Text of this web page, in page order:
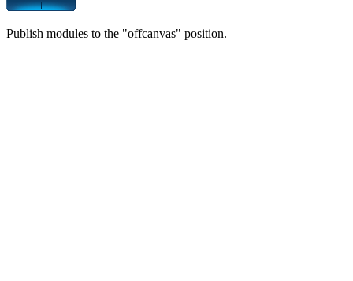
Publish modules to the "offcanvas" position.